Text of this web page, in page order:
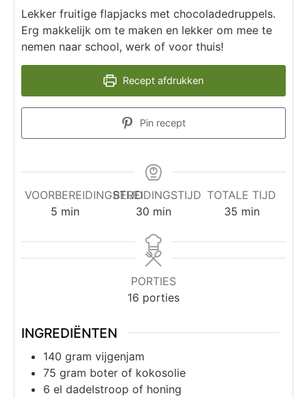
Lekker fruitige flapjacks met chocoladedruppels.
Erg makkelijk om te maken en lekker om mee te
nemen naar school, werk of voor thuis!
Recept afdrukken
Pin recept
VOORBEREIDINGSTIJD
5 min
BEREIDINGSTIJD
30 min
TOTALE TIJD
35 min
PORTIES
16 porties
INGREDIËNTEN
140 gram vijgenjam
75 gram boter of kokosolie
6 el dadelstroop of honing